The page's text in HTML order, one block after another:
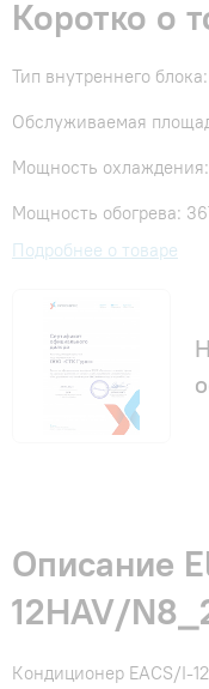
Коротко о
Тип внутреннего
Обслуживаемая
Мощность
Мощность обогрева:
Подробнее о товаре
Описание
12HAV/
Кондиционер EACS/I-